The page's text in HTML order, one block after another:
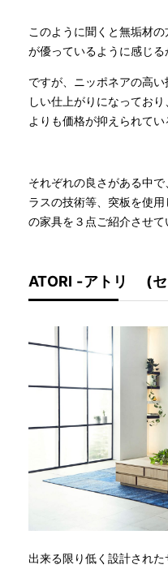
このように聞くと無垢材
が優っているように感じる
ですが、ニッポネアの高
しい仕上がりになってお
よりも価格が抑えられてい
それぞれの良さがある中
ラスの技術等、突板を使
の家具を３点ご紹介させて
ATORI -アトリ (セ
出来る限り低く設計され